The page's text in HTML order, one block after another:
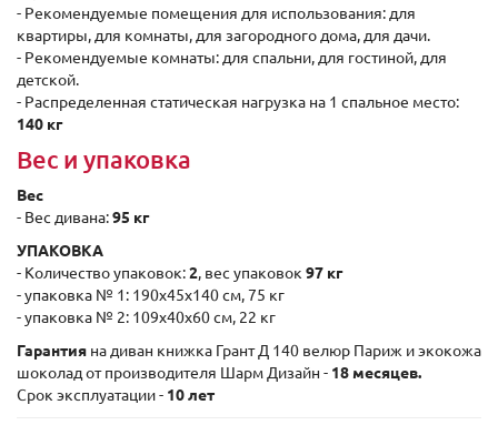
- Рекомендуемые помещения для использования: для
квартиры, для комнаты, для загородного дома, для дачи.
- Рекомендуемые комнаты: для спальни, для гостиной, для
детской.
- Распределенная статическая нагрузка на 1 спальное место:
140 кг
Вес и упаковка
Вес
- Вес дивана:95 кг
УПАКОВКА
- Количество упаковок:2, вес упаковок 97 кг
- упаковка № 1: 190х45х140 см, 75 кг
- упаковка № 2: 109х40х60 см, 22 кг
Гарантия на диван книжка Грант Д 140 велюр Париж и экокожа
шоколад от производителя Шарм Дизайн - 18 месяцев.
Срок эксплуатации - 10 лет